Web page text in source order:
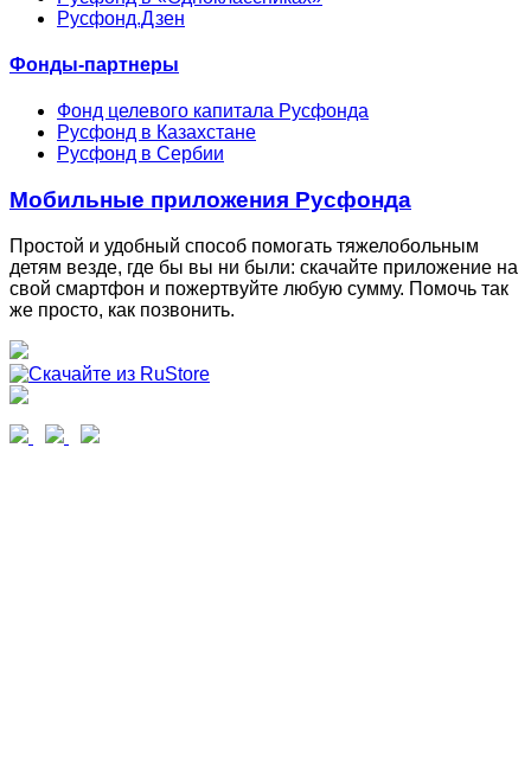
Русфонд.Дзен
Фонды-партнеры
Фонд целевого капитала Русфонда
Русфонд в Казахстане
Русфонд в Сербии
Мобильные приложения Русфонда
Простой и удобный способ помогать тяжелобольным
детям везде, где бы вы ни были: скачайте приложение на
свой смартфон и пожертвуйте любую сумму. Помочь так
же просто, как позвонить.